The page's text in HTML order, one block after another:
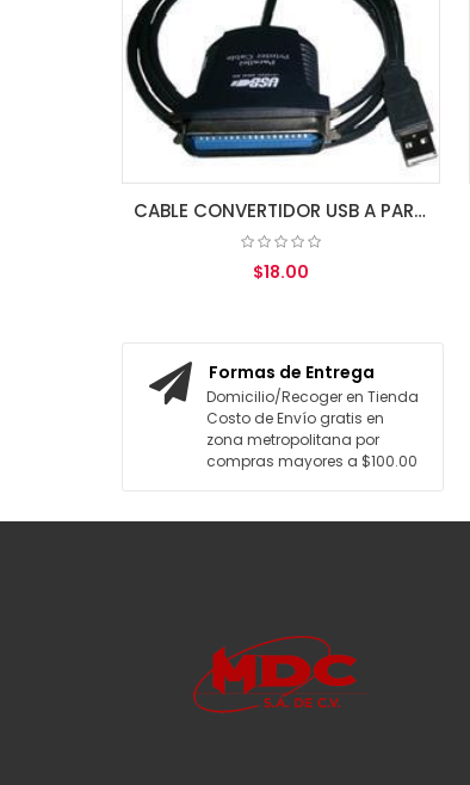
CABLE CONVERTIDOR USB A PARALELO 1284 1.0 MT MACHO
$18.00
Formas de Entrega
Domicilio/Recoger en Tienda
Costo de Envío gratis en
zona metropolitana por
compras mayores a $100.00